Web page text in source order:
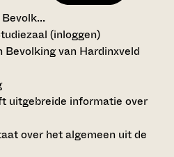
(inloggen)
van Hardinxveld
uitgebreide informatie over
over het algemeen uit de